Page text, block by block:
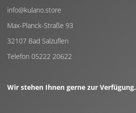
info@kulano.store
Max-Planck-Straße 93
32107 Bad Salzuflen
Telefon 05222 20622
Wir stehen Ihnen gerne zur Verfügung.